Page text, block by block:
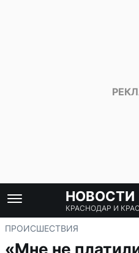
НОВОСТИ
КРАСНОДАР И
ПРОИСШЕСТВИЯ
«Мне не